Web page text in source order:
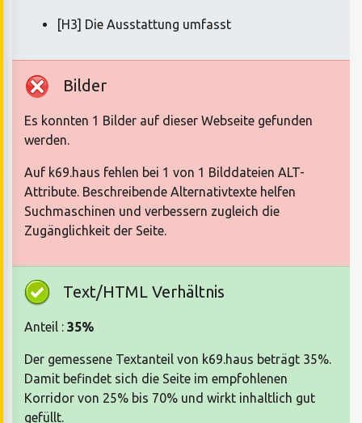
[H3] Die Ausstattung umfasst
Bilder
Es konnten 1 Bilder auf dieser Webseite gefunden
werden.
Auf k69.haus fehlen bei 1 von 1 Bilddateien ALT-
Attribute. Beschreibende Alternativtexte helfen
Suchmaschinen und verbessern zugleich die
Zugänglichkeit der Seite.
Text/HTML Verhältnis
Anteil : 35%
Der gemessene Textanteil von k69.haus beträgt 35%.
Damit befindet sich die Seite im empfohlenen
Korridor von 25% bis 70% und wirkt inhaltlich gut
gefüllt.